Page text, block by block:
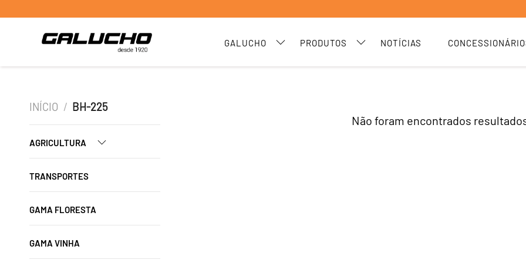
GALUCHO PRODUTOS NOTÍCIAS
INÍCIO / BH-225
AGRICULTURA
TRANSPORTES
GAMA FLORESTA
GAMA VINHA
Não foram encontrados